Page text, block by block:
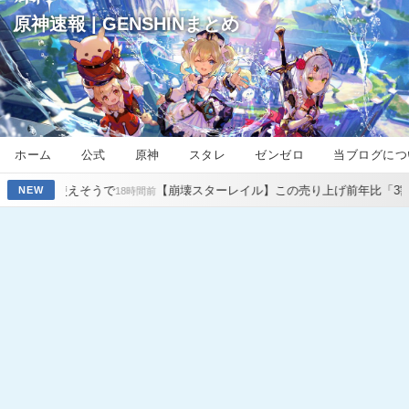
原神速報 | GENSHINまとめ
ホーム 公式 原神 スタレ ゼンゼロ 当ブログに
NEW
18時間前【崩壊スターレイル】この売り上げ前年比「3割減」は何が原因なの